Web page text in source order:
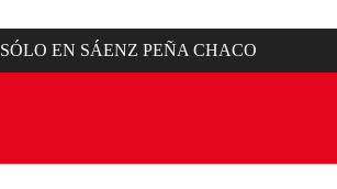
SÓLO EN SÁENZ PEÑA CHACO